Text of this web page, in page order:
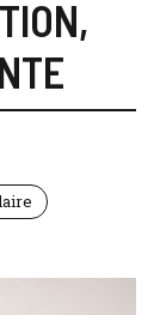
,